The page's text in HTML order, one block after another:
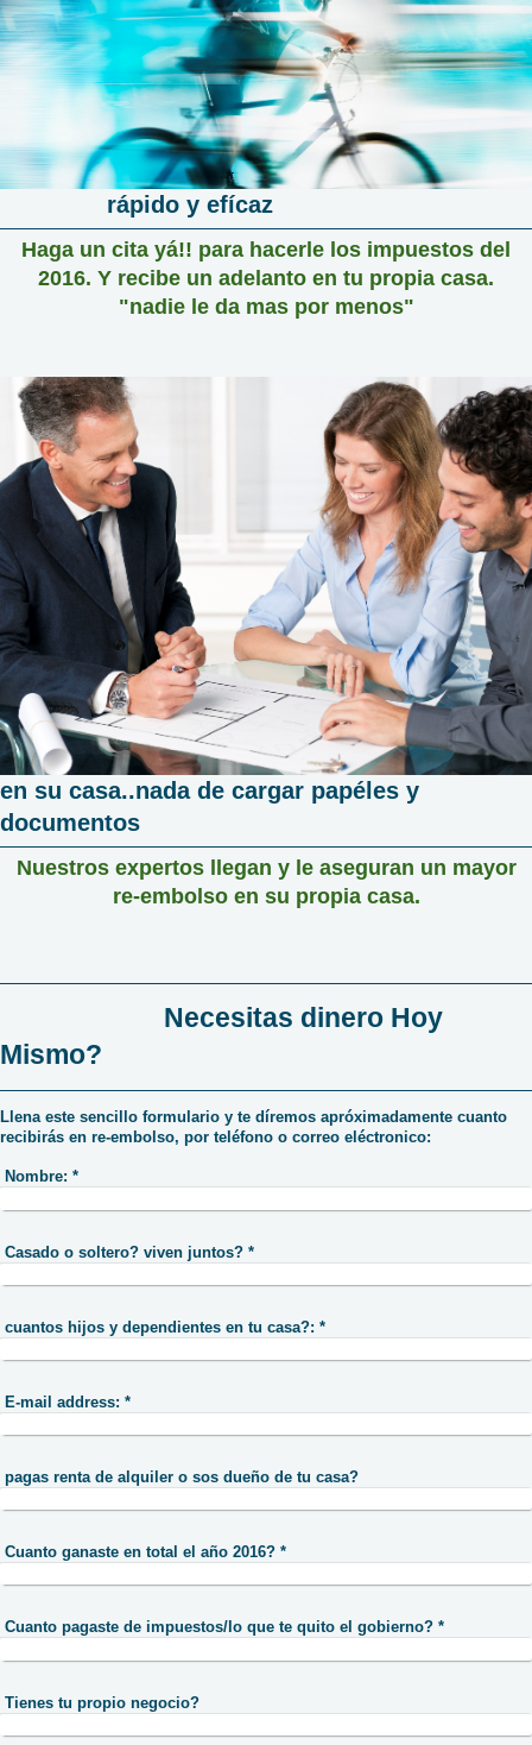
rápido y efícaz
Haga un cita yá!! para hacerle los impuestos del
2016. Y recibe un adelanto en tu propia casa.
"nadie le da mas por menos"
en su casa..nada de cargar papéles y
documentos
Nuestros expertos llegan y le aseguran un mayor
re-embolso en su propia casa.
Necesitas dinero Hoy
Mismo?
Llena este sencillo formulario y te díremos apróximadamente cuanto
recibirás en re-embolso, por teléfono o correo eléctronico:
Nombre: *
Casado o soltero? viven juntos? *
cuantos hijos y dependientes en tu casa?: *
E-mail address: *
pagas renta de alquiler o sos dueño de tu casa?
Cuanto ganaste en total el año 2016? *
Cuanto pagaste de impuestos/lo que te quito el gobierno? *
Tienes tu propio negocio?